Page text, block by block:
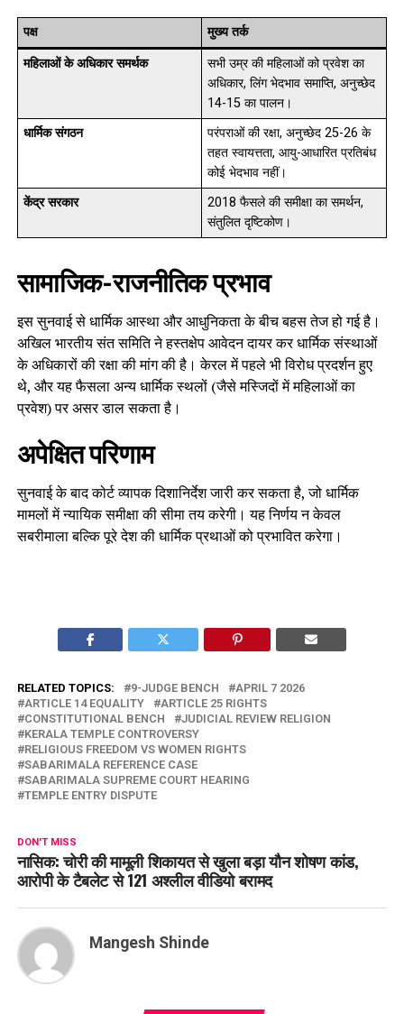
पक्ष मुख्य तर्क
महिलाओं के अधिकार समर्थक
सभी उम्र की महिलाओं को प्रवेश का
अधिकार, लिंग भेदभाव समाप्ति, अनुच्छेद
14-15 का पालन।
धार्मिक संगठन
परंपराओं की रक्षा, अनुच्छेद 25-26 के
तहत स्वायत्तता, आयु-आधारित प्रतिबंध
कोई भेदभाव नहीं।
केंद्र सरकार
2018 फैसले की समीक्षा का समर्थन,
संतुलित दृष्टिकोण।
सामाजिक-राजनीतिक प्रभाव
इस सुनवाई से धार्मिक आस्था और आधुनिकता के बीच बहस तेज हो गई है।
अखिल भारतीय संत समिति ने हस्तक्षेप आवेदन दायर कर धार्मिक संस्थाओं
के अधिकारों की रक्षा की मांग की है। केरल में पहले भी विरोध प्रदर्शन हुए
थे, और यह फैसला अन्य धार्मिक स्थलों (जैसे मस्जिदों में महिलाओं का
प्रवेश) पर असर डाल सकता है।
अपेक्षित परिणाम
सुनवाई के बाद कोर्ट व्यापक दिशानिर्देश जारी कर सकता है, जो धार्मिक
मामलों में न्यायिक समीक्षा की सीमा तय करेगी। यह निर्णय न केवल
सबरीमाला बल्कि पूरे देश की धार्मिक प्रथाओं को प्रभावित करेगा।
RELATED TOPICS: 9-JUDGE BENCH
APRIL 7 2026
ARTICLE 14 EQUALITY
ARTICLE 25 RIGHTS
CONSTITUTIONAL BENCH
JUDICIAL REVIEW RELIGION
KERALA TEMPLE CONTROVERSY
RELIGIOUS FREEDOM VS WOMEN RIGHTS
SABARIMALA REFERENCE CASE
SABARIMALA SUPREME COURT HEARING
TEMPLE ENTRY DISPUTE
DON'T MISS
नासिक: चोरी की मामूली शिकायत से खुला बड़ा यौन शोषण कांड,
आरोपी के टैबलेट से 121 अश्लील वीडियो बरामद
Mangesh Shinde